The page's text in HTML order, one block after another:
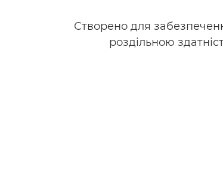
Створено для
роздільною